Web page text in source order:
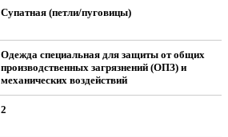
Супатная (петли/пуговицы)
Одежда специальная для защиты от общих
производственных загрязнений (ОПЗ) и
механических воздействий
2